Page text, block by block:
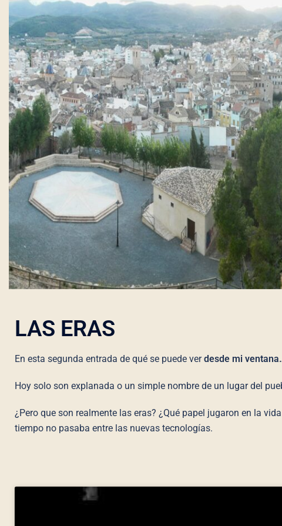
LAS ERAS
En esta segunda entrada de qué se puede verdesde mi
Hoy solo son explanada o un simple nombre de un lugar del
¿Pero que son realmente las eras? ¿Qué papel jugaron en la
tiempo no pasaba entre las nuevas tecnologías.